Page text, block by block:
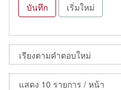
บันทึก เริ่มใหม่